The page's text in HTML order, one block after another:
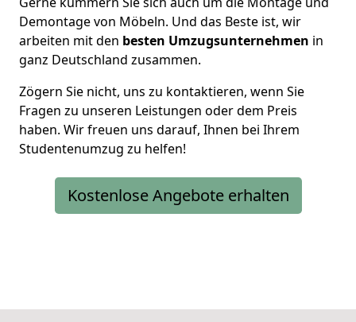
Demontage von Möbeln. Und das Beste ist, wir
arbeiten mit den besten Umzugsunternehmen in
ganz Deutschland zusammen.
Zögern Sie nicht, uns zu kontaktieren, wenn Sie
Fragen zu unseren Leistungen oder dem Preis
haben. Wir freuen uns darauf, Ihnen bei Ihrem
Studentenumzug zu helfen!
Kostenlose Angebote erhalten